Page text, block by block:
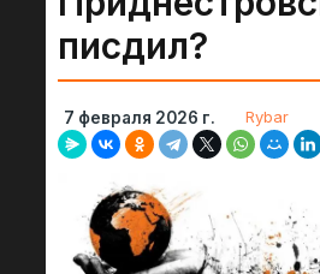
писдил?
7 февраля 2026 г. Rybar